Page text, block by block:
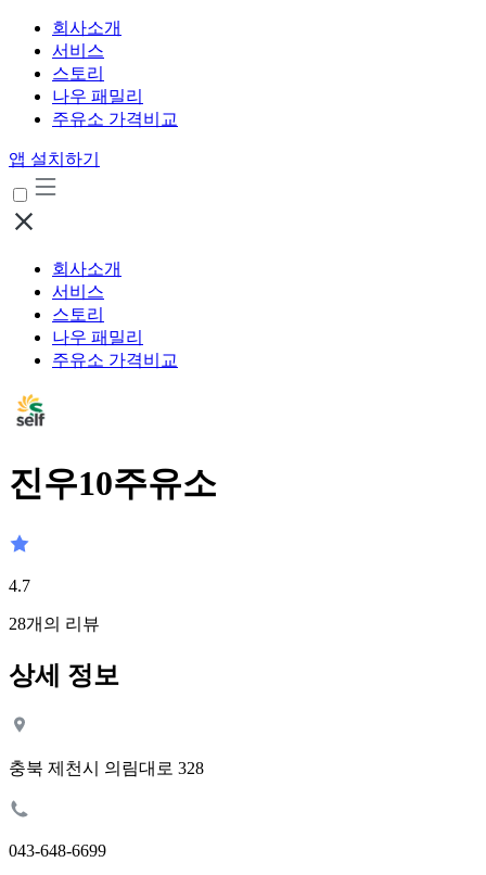
회사소개
서비스
스토리
나우 패밀리
주유소 가격비교
앱 설치하기
회사소개
서비스
스토리
나우 패밀리
주유소 가격비교
진우10주유소
4.7
28개의 리뷰
상세 정보
충북 제천시 의림대로 328
043-648-6699